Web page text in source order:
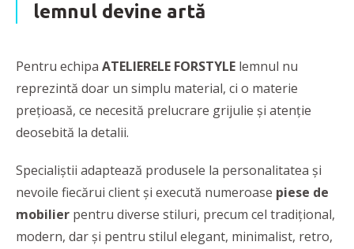
lemnul devine artă
Pentru echipa ATELIERELE FORSTYLE lemnul nu
reprezintă doar un simplu material, ci o materie
preţioasă, ce necesită prelucrare grijulie şi atenţie
deosebită la detalii.
Specialiștii adaptează produsele la personalitatea și
nevoile fiecărui client și execută numeroase piese de
mobilier pentru diverse stiluri, precum cel tradițional,
modern, dar și pentru stilul elegant, minimalist, retro,